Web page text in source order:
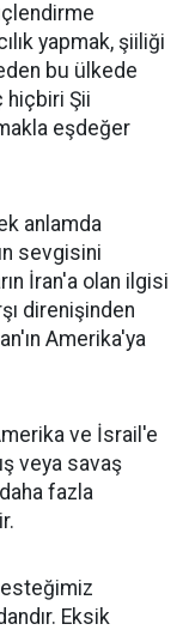
yapmak, şiiliği
bu ülkede
hiçbiri Şii
eşdeğer
anlamda
sevgisini
İran'a olan ilgisi
direnişinden
Amerika'ya
ve İsrail'e
veya savaş
fazla
Eksik